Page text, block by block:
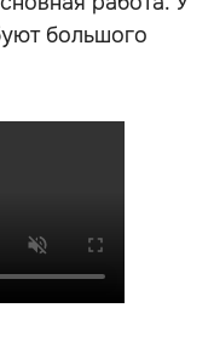
большого